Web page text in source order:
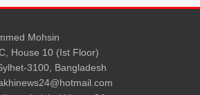
Mohsin
House 10 (Ist Floor)
3100, Bangladesh